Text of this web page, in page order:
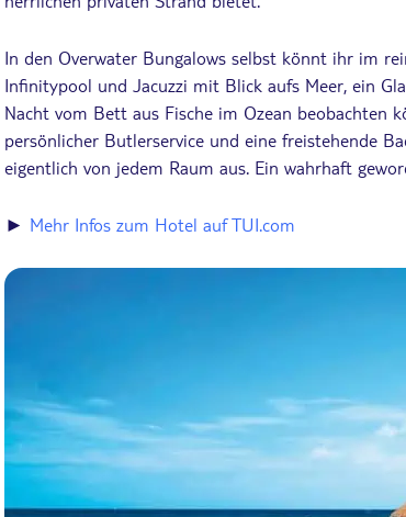
In den Overwater Bungalows selbst könnt ihr im
Infinitypool und Jacuzzi mit Blick aufs Meer, ein
Nacht vom Bett aus Fische im Ozean beobachten
persönlicher Butlerservice und eine freistehende
eigentlich von jedem Raum aus. Ein wahrhaft
► Mehr Infos zum Hotel auf TUI.com